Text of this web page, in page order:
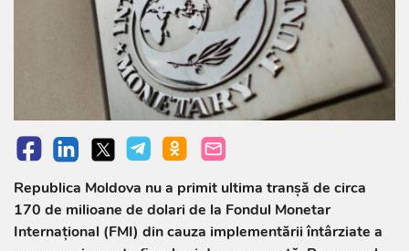
Republica Moldova nu a primit ultima tranșă de circa
170 de milioane de dolari de la Fondul Monetar
Internațional (FMI) din cauza implementării întârziate a